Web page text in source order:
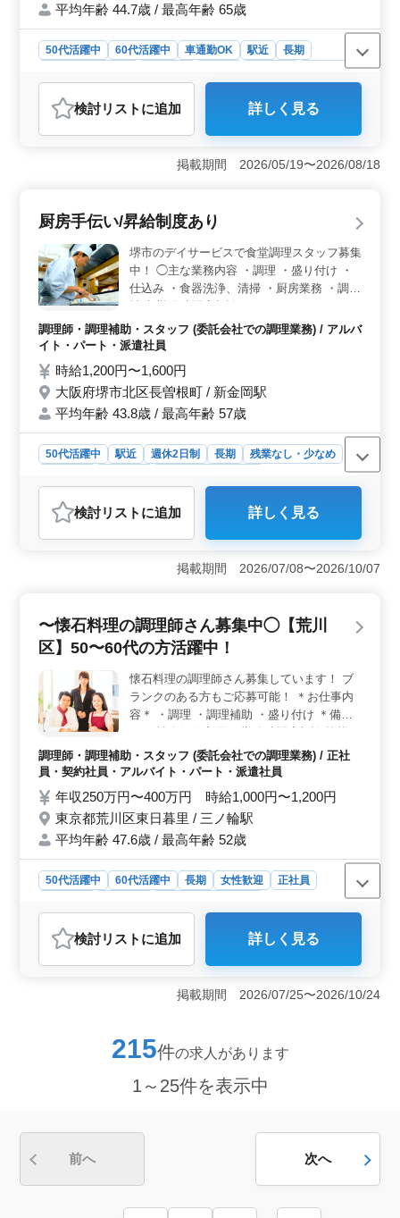
平均年齢 44.7歳 / 最高年齢 65歳
50代活躍中 60代活躍中 車通勤OK 駅近
長期
派遣社員
おすすめポイント
＜安定した収入と働きやすい環境＞ この求人では年収
300万円から500万円と安定した収入が期待でき、前年度
実績で年2回の賞与も支給されます。正社員、契約社員、
能です。また、残業がないため、プライベートの時間を
大切にしながら働ける環境が整っています。 ＜経験
を活かせる職場＞ 調理経験が1年以上あれば、資格がな
くても応募可能です。主な業務内容は、福祉施設内での3
食の食事提供、調理、盛付け、配膳から洗浄や清掃まで
幅広く担当します。中高年のベテランスタッフが多く活
躍している職場で、長年培ってきたスキルや知識を最大
限に活かし、施設の利用者に満足してもらえる食事を提
供するやりがいのある仕事です。 ＜便利な通勤と充
実した福利厚生＞ 勤務地は城野駅から近く、電車通勤
にも便利です。また、マイカー通勤も可能で、無料駐車
場が完備されているため、通勤のストレスを軽減できま
ます。福利厚生も充実しており、雇用保険、労災保険、
健康保険、厚生年金が完備されているため、長期的に安
検討リスト に追加 詳しく見る
掲載期間 2026/05/19〜2026/08/18
厨房手伝い/昇給制度あり
堺市のデイサービスで食堂調理スタッフ募集
中！ ◯主な業務内容 ・調理 ・盛り付け ・
仕込み ・食器洗浄、清掃 ・厨房業務 ・調理
に合った働き方も可能です！ ＊賞与あり ＊
昇給制度あり ＊駅チカ ＊50歳以上活躍中
調理師・調理補助・スタッフ (委託会社での調理業務) / アルバ
イト・パート・派遣社員
時給1,200円〜1,600円
大阪府堺市北区長曽根町 / 新金岡駅
平均年齢 43.8歳 / 最高年齢 57歳
50代活躍中 駅近 週休2日制 長期
残業なし・少なめ
おすすめポイント
＜通勤便利＞ 駅から徒歩圏内のため、通勤が便利です。
駅近の立地で、通勤ストレスも軽減されます。車での通
勤が不可でも、公共交通機関を利用できるため、通勤の
境です。年齢を重ねても、昇給や賞与制度があり、やり
がいを持って働ける点が魅力です。 ＜柔軟な勤務時
せた働き方ができます。週休二日制や残業も少なく、プ
ライベートと両立しやすい環境です。
検討リスト に追加 詳しく見る
掲載期間 2026/07/08〜2026/10/07
〜懐石料理の調理師さん募集中◯【荒川
区】50〜60代の方活躍中！
懐石料理の調理師さん募集しています！ ブ
ランクのある方もご応募可能！ ＊お仕事内
容＊ ・調理 ・調理補助 ・盛り付け ＊備考
らのご応募お待ちしております！
調理師・調理補助・スタッフ (委託会社での調理業務) / 正社
員・契約社員・アルバイト・パート・派遣社員
年収250万円〜400万円 時給1,000円〜1,200円
東京都荒川区東日暮里 / 三ノ輪駅
平均年齢 47.6歳 / 最高年齢 52歳
50代活躍中 60代活躍中 長期 女性歓迎
正社員
おすすめポイント
＜シニア層の活躍＞ 荒川区のこの料理店では、50代〜
60代の方が活躍中です。経験を活かしたい方やブランク
がある方も歓迎しており、年齢を重ねた方々にとっても
＞ 勤務時間は応相談で、週3〜6日勤務のシフト制を採
用しています。生活スタイルに合わせた働き方も可能で
用し、夏季休暇や年末年始休暇、GWの長期休暇もありま
検討リスト に追加 詳しく見る
掲載期間 2026/07/25〜2026/10/24
215件の求人があります
1～25件を表示中
前へ 次へ